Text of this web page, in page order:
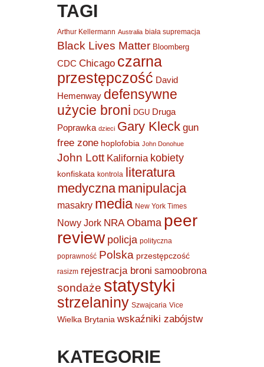
TAGI
Arthur Kellermann Australia biała supremacja
Black Lives Matter Bloomberg
CDC Chicago czarna
przestępczość David
Hemenway defensywne
użycie broni DGU Druga
Poprawka dzieci Gary Kleck gun
free zone hoplofobia John Donohue
John Lott Kalifornia kobiety
konfiskata kontrola literatura
medyczna manipulacja
masakry media New York Times
Nowy Jork NRA Obama peer
review policja polityczna
poprawność Polska przestępczość
rasizm rejestracja broni samoobrona
sondaże statystyki
strzelaniny Szwajcaria Vice
Wielka Brytania wskaźniki zabójstw
KATEGORIE